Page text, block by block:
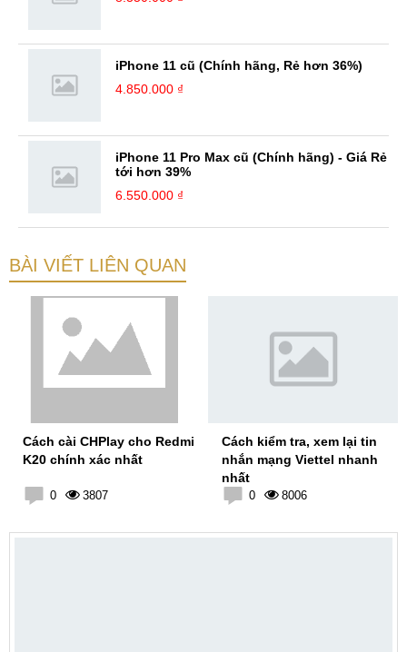
iPhone 11 cũ (Chính hãng, Rẻ hơn 36%)
4.850.000 ₫
iPhone 11 Pro Max cũ (Chính hãng) - Giá Rẻ
tới hơn 39%
6.550.000 ₫
BÀI VIẾT LIÊN QUAN
Cách cài CHPlay cho Redmi
K20 chính xác nhất
0 3807
Cách kiểm tra, xem lại tin
nhắn mạng Viettel nhanh
nhất
0 8006